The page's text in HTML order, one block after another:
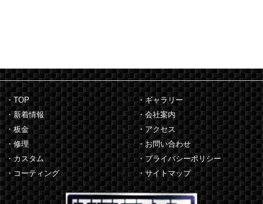
・ギャラリー
・会社案内
・アクセス
・お問い合わせ
・プライバシーポリシー
・サイトマップ
・TOP
・新着情報
・板金
・修理
・カスタム
・コーティング